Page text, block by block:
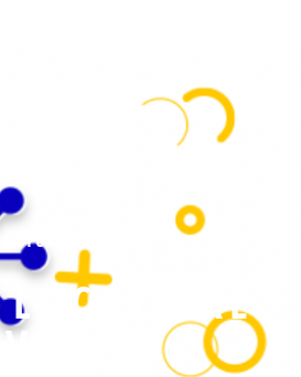
ACTUALITÉS
LOCATAIRE
19